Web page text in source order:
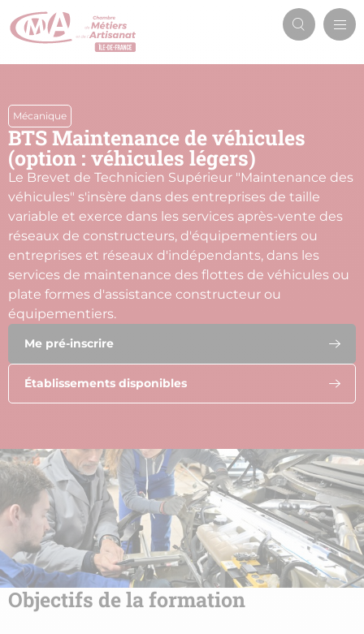
Aller
au
Mécanique
BTS Maintenance de véhicules
(option : véhicules légers)
Le Brevet de Technicien Supérieur "Maintenance des
véhicules" s'insère dans des entreprises de taille
variable et exerce dans les services après-vente des
réseaux de constructeurs, d'équipementiers ou
entreprises et réseaux d'indépendants, dans les
services de maintenance des flottes de véhicules ou
plate formes d'assistance constructeur ou
équipementiers.
Me pré-inscrire
Établissements disponibles
Objectifs de la formation